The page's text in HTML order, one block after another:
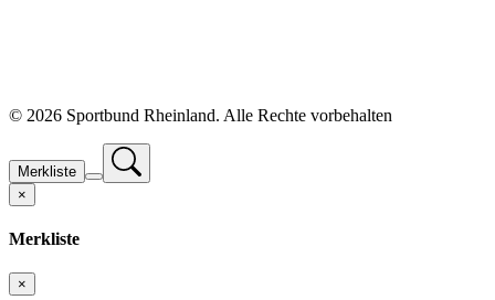
© 2026 Sportbund Rheinland. Alle Rechte vorbehalten
Merkliste
×
Merkliste
×